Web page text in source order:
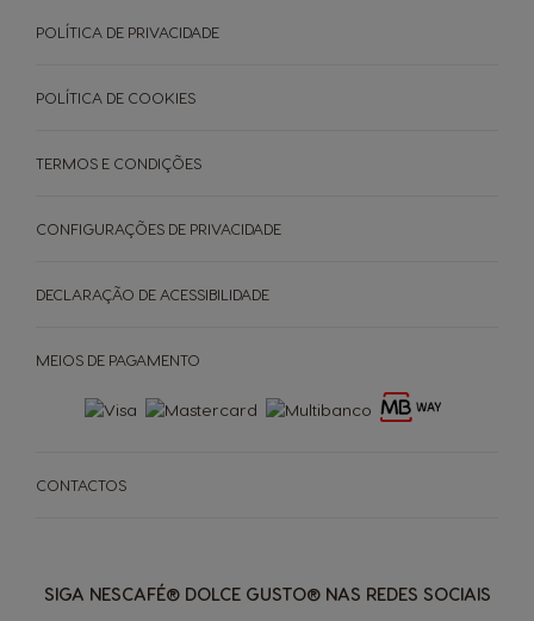
Comparar máquinas
ACESSÓRIOS
SUSTENTABILIDADE
A SUA COFFEE SHOP
NEWSLETTER
SIGA NESCAFÉ® DOLCE GUSTO® NAS REDES SOCIAIS
MEIOS DE PAGAMENTO
CONTACTOS
POLÍTICA DE PRIVACIDADE
POLÍTICA DE COOKIES
TERMOS E CONDIÇÕES
CONFIGURAÇÕES DE PRIVACIDADE
DECLARAÇÃO DE ACESSIBILIDADE